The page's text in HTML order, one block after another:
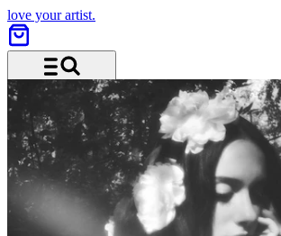
love your artist.
Menü und Suche